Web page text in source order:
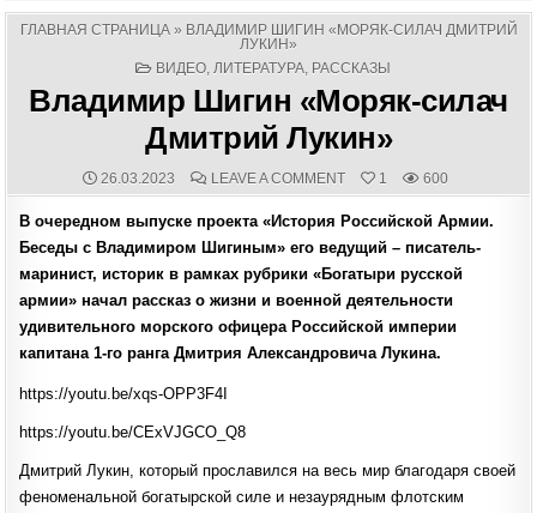
ГЛАВНАЯ СТРАНИЦА» ВЛАДИМИР ШИГИН «МОРЯК-СИЛАЧ ДМИТРИЙ
ЛУКИН»
POSTED
ВИДЕО, ЛИТЕРАТУРА, РАССКАЗЫ
Владимир Шигин «Моряк-силач
Дмитрий Лукин»
PUBLISHED
DATE:
26.03.2023 COMMENTS:
LEAVE A COMMENTON
ВЛАДИМИР
«МОРЯК-
ДМИТРИЙ
1 600
В очередном выпуске проекта «История Российской Армии.
Беседы с Владимиром Шигиным» его ведущий – писатель-
маринист, историк в рамках рубрики «Богатыри русской
армии» начал рассказ о жизни и военной деятельности
удивительного морского офицера Российской империи
капитана 1-го ранга Дмитрия Александровича Лукина.
https://youtu.be/xqs-OPP3F4I
https://youtu.be/CExVJGCO_Q8
Дмитрий Лукин, который прославился на весь мир благодаря своей
феноменальной богатырской силе и незаурядным флотским